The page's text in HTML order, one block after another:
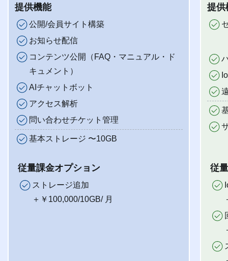
提供機能
公開/会員サイト構築
お知らせ配信
コンテンツ公開（FAQ・マニュアル・ド
キュメント）
AIチャットボット
アクセス解析
問い合わせチケット管理
基本ストレージ 〜10GB
従量課金オプション
ストレージ追加
＋￥100,000/10GB/ 月
提供
従